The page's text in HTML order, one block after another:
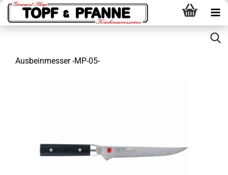
Ausbeinmesser -MP-05-